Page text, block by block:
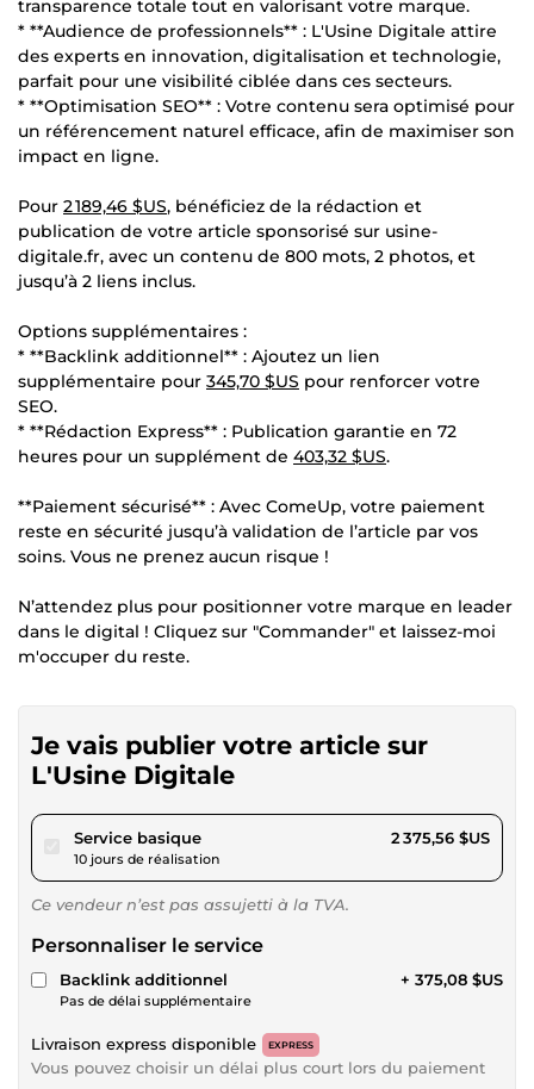
transparence totale tout en valorisant votre marque.
* **Audience de professionnels** : L'Usine Digitale attire
des experts en innovation, digitalisation et technologie,
parfait pour une visibilité ciblée dans ces secteurs.
* **Optimisation SEO** : Votre contenu sera optimisé pour
un référencement naturel efficace, afin de maximiser son
impact en ligne.
Pour 2 189,46 $US, bénéficiez de la rédaction et
publication de votre article sponsorisé sur usine-
digitale.fr, avec un contenu de 800 mots, 2 photos, et
jusqu’à 2 liens inclus.
Options supplémentaires :
* **Backlink additionnel** : Ajoutez un lien
supplémentaire pour 345,70 $US pour renforcer votre
SEO.
* **Rédaction Express** : Publication garantie en 72
heures pour un supplément de 403,32 $US.
**Paiement sécurisé** : Avec ComeUp, votre paiement
reste en sécurité jusqu’à validation de l’article par vos
soins. Vous ne prenez aucun risque !
N’attendez plus pour positionner votre marque en leader
dans le digital ! Cliquez sur "Commander" et laissez-moi
m'occuper du reste.
Je vais publier votre article sur
L'Usine Digitale
Service basiquepour 2 189,46 $US
10 jours de réalisation
2 375,56 $US
Ce vendeur n’est pas assujetti à la TVA.
Personnaliser le service
Backlink additionnel
Pas de délai supplémentaire
+ 375,08 $US
Livraison express disponible EXPRESS
Vous pouvez choisir un délai plus court lors du paiement